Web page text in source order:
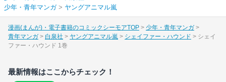
少年・青年マンガ> ヤングアニマル嵐
漫画(まんが)・電子書籍のコミックシーモアTOP
少年・青年マンガ
青年マンガ
白泉社 ヤングアニマル嵐 シェイファー・ハウンド
シェイ
ファー・ハウンド 1巻
最新情報はここからチェック！